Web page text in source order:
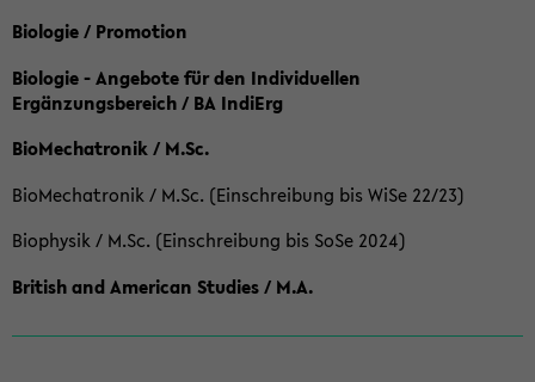
Biologie / Promotion
Biologie - Angebote für den Individuellen
Ergänzungsbereich / BA IndiErg
BioMechatronik / M.Sc.
BioMechatronik / M.Sc. (Einschreibung bis WiSe 22/23)
Biophysik / M.Sc. (Einschreibung bis SoSe 2024)
British and American Studies / M.A.